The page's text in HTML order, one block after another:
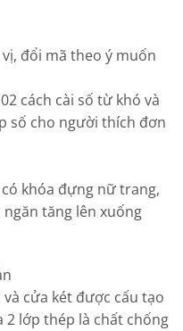
đổi mã theo ý muốn
cách cài số từ khó và
số cho người thích đơn
khóa đựng nữ trang,
tăng lên xuống
và cửa két được cấu tạo
2 lớp thép là chất chống